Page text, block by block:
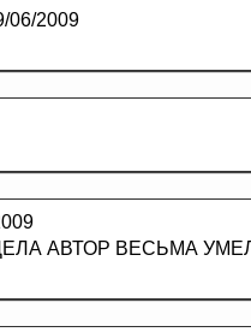
06/2009
АВТОР ВЕСЬМА